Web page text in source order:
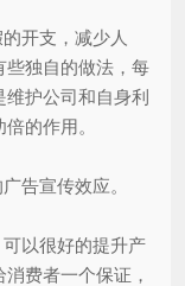
开支，减少人
些独自的做法，每
护公司和自身利
的作用。
告宣传效应。
以很好的提升产
费者一个保证，